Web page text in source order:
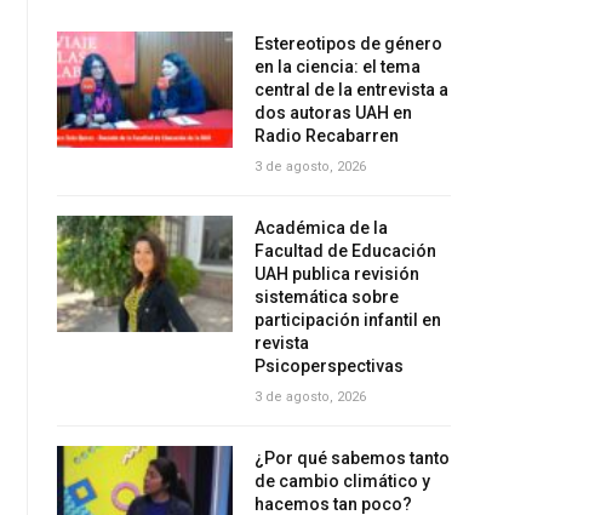
Estereotipos de género
en la ciencia: el tema
central de la entrevista a
dos autoras UAH en
Radio Recabarren
3 de agosto, 2026
Académica de la
Facultad de Educación
UAH publica revisión
sistemática sobre
participación infantil en
revista
Psicoperspectivas
3 de agosto, 2026
¿Por qué sabemos tanto
de cambio climático y
hacemos tan poco?